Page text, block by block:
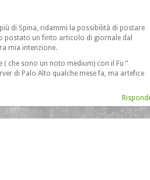
di Spina, ridammi la possibilità di postare
postato un finto articolo di giornale dal
mia intenzione.
che sono un noto medium) con il Fu ”
di Palo Alto qualche mese fa, ma artefice
Rispondi